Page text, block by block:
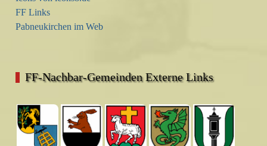
FF Links
Pabneukirchen im Web
FF-Nachbar-Gemeinden Externe Links